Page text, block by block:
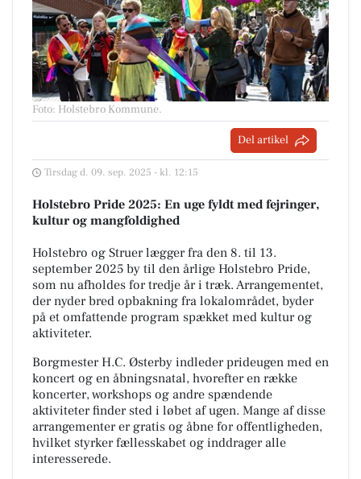
Foto: Holstebro Kommune.
Del artikel
Tirsdag d. 09. sep. 2025 - kl. 12:15
Holstebro Pride 2025: En uge fyldt med fejringer,
kultur og mangfoldighed
Holstebro og Struer lægger fra den 8. til 13.
september 2025 by til den årlige Holstebro Pride,
som nu afholdes for tredje år i træk. Arrangementet,
der nyder bred opbakning fra lokalområdet, byder
på et omfattende program spækket med kultur og
aktiviteter.
Borgmester H.C. Østerby indleder prideugen med en
koncert og en åbningsnatal, hvorefter en række
koncerter, workshops og andre spændende
aktiviteter finder sted i løbet af ugen. Mange af disse
arrangementer er gratis og åbne for offentligheden,
hvilket styrker fællesskabet og inddrager alle
interesserede.